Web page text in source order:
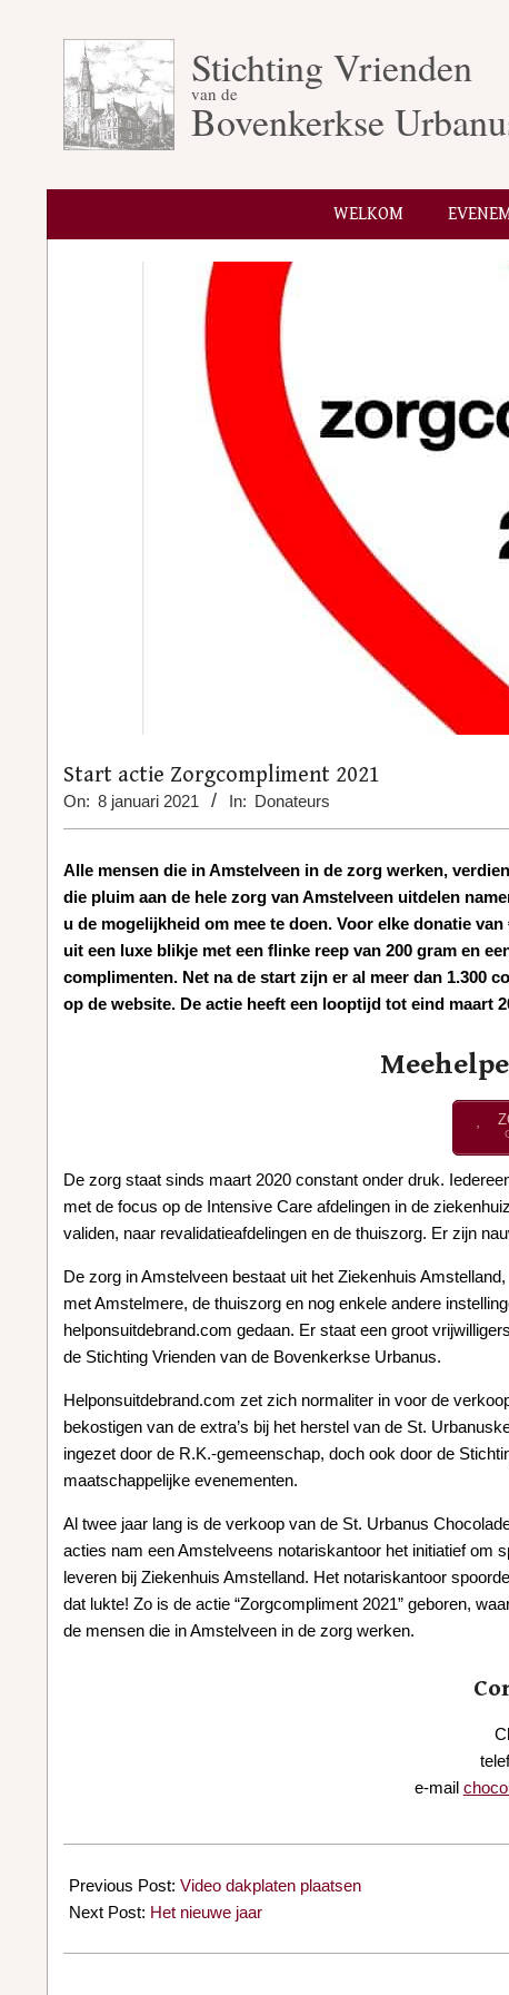
Stichting Vrienden
van de
Bovenkerkse
WELKOM
Start actie Zorgcompliment 2021
On: 8 januari 2021 In: Donateurs
Alle mensen die in Amstelveen in de zorg werken,
die pluim aan de hele zorg van Amstelveen uitdelen
u de mogelijkheid om mee te doen. Voor elke donatie
uit een luxe blikje met een flinke reep van 200 gram en
complimenten. Net na de start zijn er al meer dan 1.300
op de website. De actie heeft een looptijd tot eind maart
De zorg staat sinds maart 2020 constant onder druk.
met de focus op de Intensive Care afdelingen in de
validen, naar revalidatieafdelingen en de thuiszorg. Er zijn
De zorg in Amstelveen bestaat uit het Ziekenhuis
met Amstelmere, de thuiszorg en nog enkele andere
helponsuitdebrand.com gedaan. Er staat een groot
de Stichting Vrienden van de Bovenkerkse Urbanus.
Helponsuitdebrand.com zet zich normaliter in voor de
bekostigen van de extra’s bij het herstel van de St.
ingezet door de R.K.-gemeenschap, doch ook door de
maatschappelijke evenementen.
Al twee jaar lang is de verkoop van de St. Urbanus
acties nam een Amstelveens notariskantoor het initiatief om
leveren bij Ziekenhuis Amstelland. Het notariskantoor
dat lukte! Zo is de actie “Zorgcompliment 2021” geboren,
de mensen die in Amstelveen in de zorg werken.
e-mail
01-
08
Previous Post: Video dakplaten plaatsen
Next Post: Het nieuwe jaar